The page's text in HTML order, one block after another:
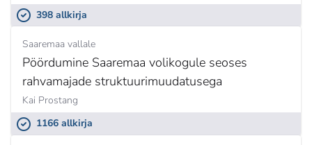
398 allkirja
Saaremaa vallale
Pöördumine Saaremaa volikogule seoses
rahvamajade struktuurimuudatusega
Kai Prostang
1166 allkirja